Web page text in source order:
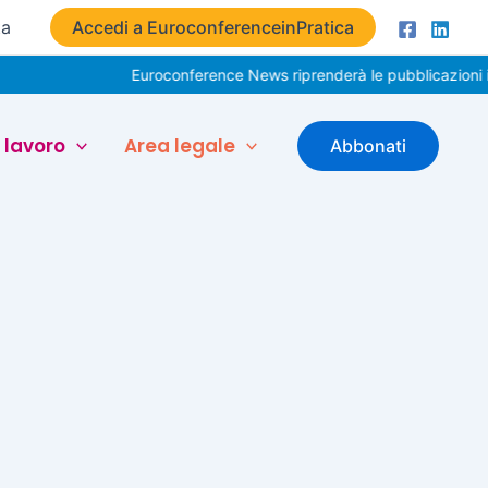
Accedi a EuroconferenceinPratica
Euroconference News riprenderà le pubblicazioni il
lavoro Area legale Abbonati